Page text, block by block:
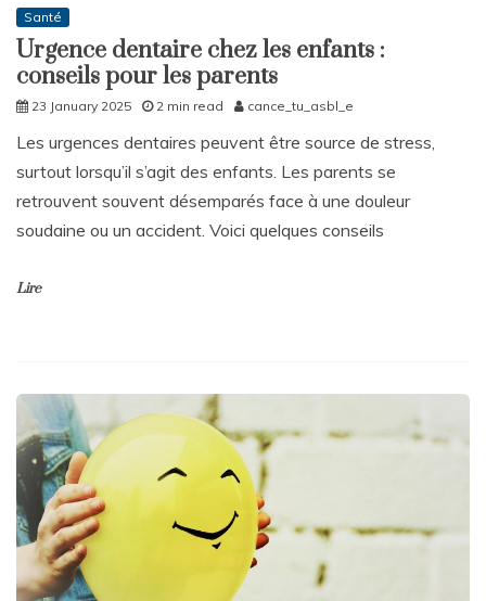
Santé
Urgence dentaire chez les enfants :
conseils pour les parents
23 January 2025 2 min read cance_tu_asbl_e
Les urgences dentaires peuvent être source de stress,
surtout lorsqu’il s’agit des enfants. Les parents se
retrouvent souvent désemparés face à une douleur
soudaine ou un accident. Voici quelques conseils
Lire